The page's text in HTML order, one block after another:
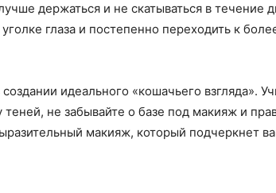
держаться и не скатываться в течение
глаза и постепенно переходить к
идеального «кошачьего взгляда».
не забывайте о базе под макияж и
макияж, который подчеркнет